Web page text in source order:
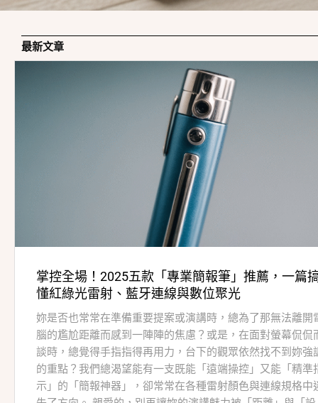
最新文章
掌控全場！2025五款「專業簡報筆」推薦，一篇
懂紅綠光雷射、藍牙連線與數位聚光
妳是否也常常在準備重要提案或演講時，總為了那無法離開
腦的尷尬距離而感到一陣陣的焦慮？或是，在面對螢幕侃侃
談時，總覺得手指指得再用力，台下的觀眾依然找不到妳強
的重點？我們總渴望能有一支既能「遠端操控」又能「精準
示」的「簡報神器」，卻常常在各種雷射顏色與連線規格中